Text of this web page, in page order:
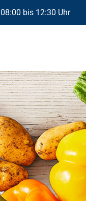
bis 12:30 Uhr